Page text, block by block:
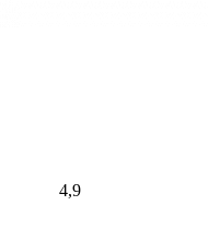
4,9